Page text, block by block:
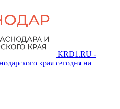
KRD1.RU -
края сегодня на